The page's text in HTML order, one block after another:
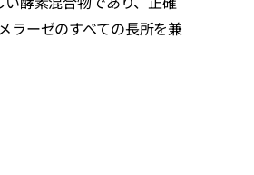
ラーゼのすべての長所を兼